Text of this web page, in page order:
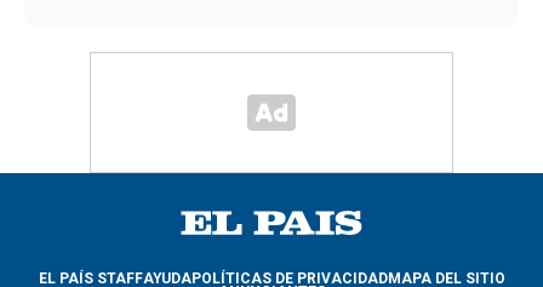
EL PAÍS STAFFAYUDAPOLÍTICAS DE PRIVACIDADMAPA DEL SITIO